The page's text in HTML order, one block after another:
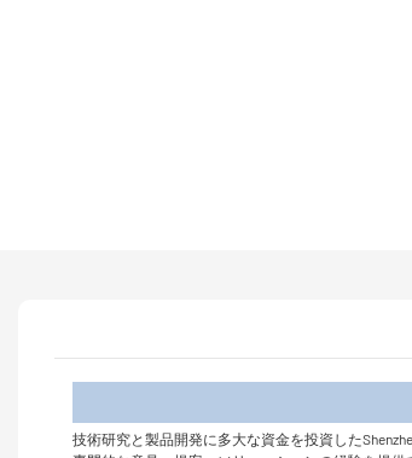
製
技術研究と製品開発に多大な資金を投資した